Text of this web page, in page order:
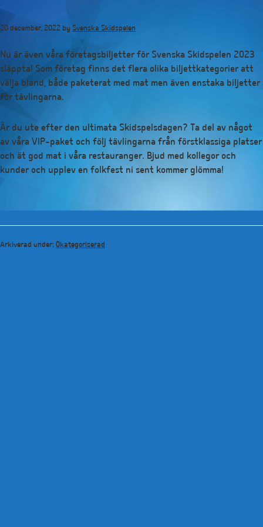
huvudinnehåll
20 december, 2022 by Svenska Skidspelen
Nu är även våra företagsbiljetter för Svenska Skidspelen 2023
släppta! Som företag finns det flera olika biljettkategorier att
välja bland, både paketerat med mat men även enstaka biljetter
för tävlingarna.
Är du ute efter den ultimata Skidspelsdagen? Ta del av något
av våra VIP-paket och följ tävlingarna från förstklassiga platser
och ät god mat i våra restauranger. Bjud med kollegor och
kunder och upplev en folkfest ni sent kommer glömma!
Arkiverad under:Okategoriserad